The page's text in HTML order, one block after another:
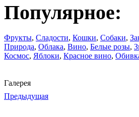
Популярное:
Фрукты, Сладости, Кошки, Собаки,
Природа, Облака, Вино, Белые розы,
Космос, Яблоки, Красное вино,
Галерея
Предыдущая